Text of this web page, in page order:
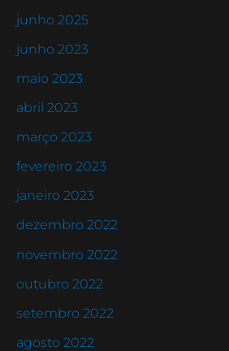
junho 2025
junho 2023
maio 2023
abril 2023
março 2023
fevereiro 2023
janeiro 2023
dezembro 2022
novembro 2022
outubro 2022
setembro 2022
agosto 2022